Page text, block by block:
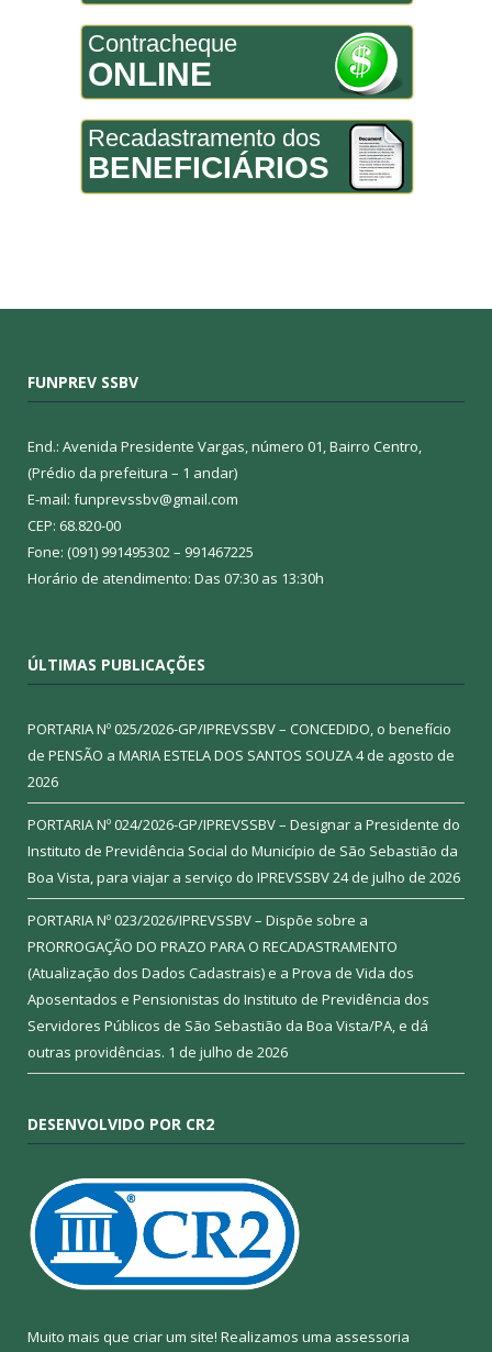
Contracheque
ONLINE
Recadastramento dos
BENEFICIÁRIOS
FUNPREV SSBV
End.: Avenida Presidente Vargas, número 01, Bairro Centro,
(Prédio da prefeitura – 1 andar)
E-mail: funprevssbv@gmail.com
CEP: 68.820-00
Fone: (091) 991495302 – 991467225
Horário de atendimento: Das 07:30 as 13:30h
ÚLTIMAS PUBLICAÇÕES
PORTARIA Nº 025/2026-GP/IPREVSSBV – CONCEDIDO, o benefício
de PENSÃO a MARIA ESTELA DOS SANTOS SOUZA4 de agosto de
2026
PORTARIA Nº 024/2026-GP/IPREVSSBV – Designar a Presidente do
Instituto de Previdência Social do Município de São Sebastião da
Boa Vista, para viajar a serviço do IPREVSSBV24 de julho de 2026
PORTARIA Nº 023/2026/IPREVSSBV – Dispõe sobre a
PRORROGAÇÃO DO PRAZO PARA O RECADASTRAMENTO
(Atualização dos Dados Cadastrais) e a Prova de Vida dos
Aposentados e Pensionistas do Instituto de Previdência dos
Servidores Públicos de São Sebastião da Boa Vista/PA, e dá
outras providências. 1 de julho de 2026
DESENVOLVIDO POR CR2
Muito mais que criar um site! Realizamos uma assessoria